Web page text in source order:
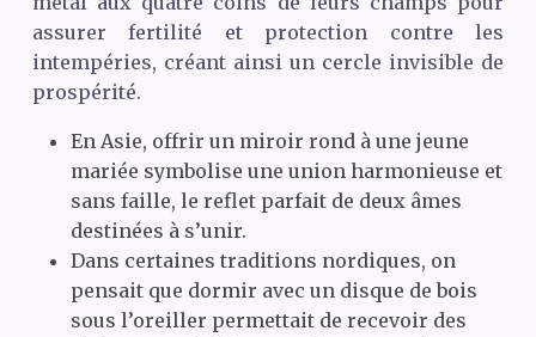
assurer fertilité et protection contre les
intempéries, créant ainsi un cercle invisible de
prospérité.
En Asie, offrir un miroir rond à une jeune
mariée symbolise une union harmonieuse et
sans faille, le reflet parfait de deux âmes
destinées à s’unir.
Dans certaines traditions nordiques, on
pensait que dormir avec un disque de bois
sous l’oreiller permettait de recevoir des